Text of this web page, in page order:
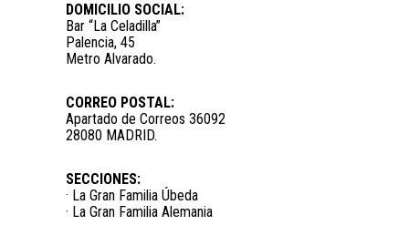
DOMICILIO SOCIAL:
Bar “La Celadilla”
Palencia, 45
Metro Alvarado.
CORREO POSTAL:
Apartado de Correos 36092
28080 MADRID.
SECCIONES:
· La Gran Familia Úbeda
· La Gran Familia Alemania